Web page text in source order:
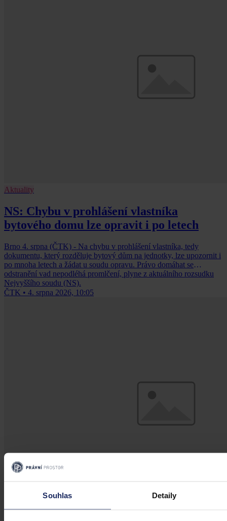
Souhlas Detaily
Aktuality
NS: Chybu v prohlášení vlastníka
bytového domu lze opravit i po letech
Brno 4. srpna (ČTK) - Na chybu v prohlášení vlastníka, tedy
dokumentu, který rozděluje bytový dům na jednotky, lze upozornit i
po mnoha letech a žádat u soudu opravu. Právo domáhat se
odstranění vad nepodléhá promlčení, plyne z aktuálního rozsudku
Nejvyššího soudu (NS).
ČTK • 4. srpna 2026, 10:05